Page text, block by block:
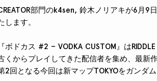
部門のk4sen, 鈴木ノリアキが6月9
します。
『ボドカス #2 – VODKA CUSTOM』は
くからプレイしてきた配信者を集め、最新
2回となる今回は新マップTOKYOをガンダ